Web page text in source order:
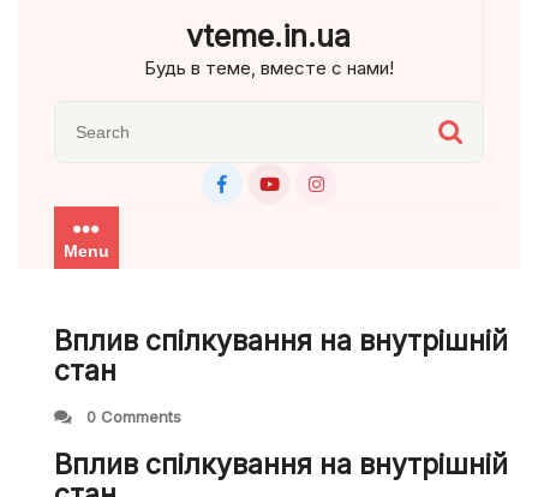
vteme.in.ua
Будь в теме, вместе с нами!
Menu
Вплив спілкування на внутрішній
стан
0 Comments
Вплив спілкування на внутрішній